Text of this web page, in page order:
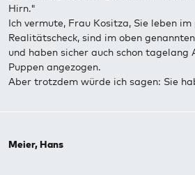
Hirn."
Ich vermute, Frau Kositza, Sie leben
Realitätscheck, sind im oben
und haben sicher auch schon tagelang
Puppen angezogen.
Aber trotzdem würde ich sagen: Sie
Meier, Hans